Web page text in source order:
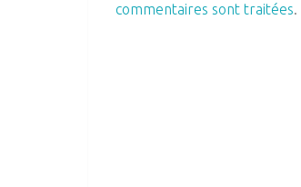
commentaires sont traitées.